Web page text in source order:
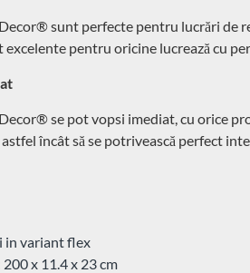
sunt perfecte pentru lucrări de
excelente pentru oricine lucrează cu
se pot vopsi imediat, cu orice
încât să se potrivească perfect
in variant flex
x 11.4 x 23 cm